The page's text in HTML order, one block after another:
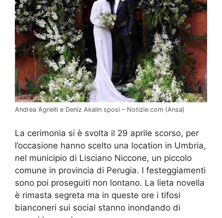
Andrea Agnelli e Deniz Akalin sposi – Notizie.com (Ansa)
La cerimonia si è svolta il 29 aprile scorso, per
l’occasione hanno scelto una location in Umbria,
nel municipio di Lisciano Niccone, un piccolo
comune in provincia di Perugia. I festeggiamenti
sono poi proseguiti non lontano. La lieta novella
è rimasta segreta ma in queste ore i tifosi
bianconeri sui social stanno inondando di